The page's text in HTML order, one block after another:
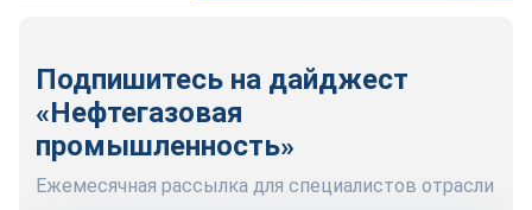
Подпишитесь на дайджест
«Нефтегазовая
промышленность»
Ежемесячная рассылка для специалистов отрасли